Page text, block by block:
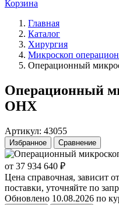
Корзина
Главная
Каталог
Хирургия
Микроскоп
Операционный
Операционный
OHX
Артикул: 43055
Избранное Сравнение
от 37 934 640 ₽
Цена справочная, зависит
поставки, уточняйте по
Обновлено 10.08.2026 по